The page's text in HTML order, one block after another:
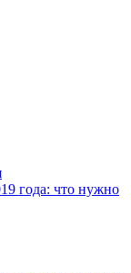
года: что нужно